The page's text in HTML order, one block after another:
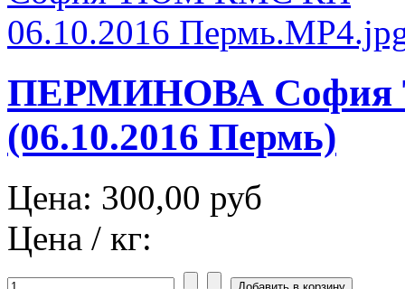
ПЕРМИНОВА
(06.10.2016 Пермь)
Цена: 300,00 руб
Цена / кг: